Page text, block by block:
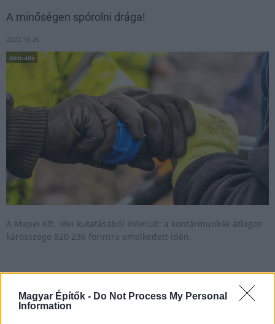
Magyar Építők - Do Not Process My Personal
Information
A minőségen spórolni drága!
2023.10.26
Aktuális
A Mapei Kft. idei kutatásából kiderült: a kontármunkák átlagos
kárösszege 820 236 forintra emelkedett idén.
Mapei